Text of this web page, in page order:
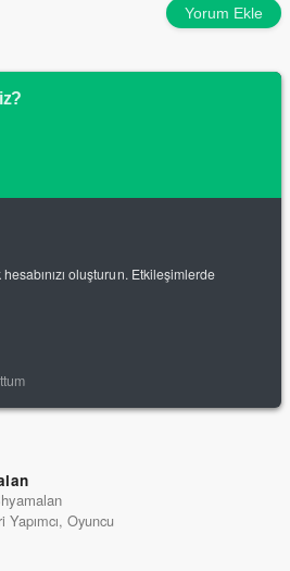
Yorum Ekle
oluşturun. Etkileşimlerde
Yapımcı, Oyuncu